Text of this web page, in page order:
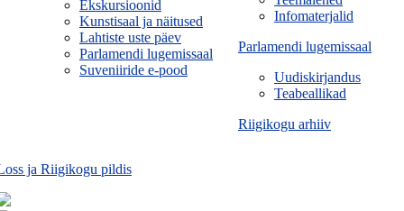
Infomaterjalid
Parlamendi lugemissaal
Uudiskirjandus
Teabeallikad
Riigikogu arhiiv
Ekskursioonid
Kunstisaal ja näitused
Lahtiste uste päev
Parlamendi lugemissaal
Suveniiride e-pood
ja Riigikogu pildis